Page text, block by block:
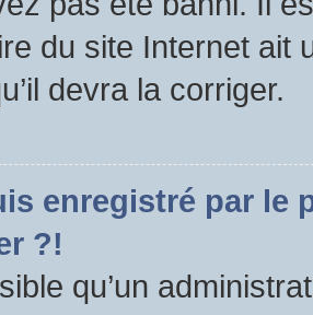
du site Internet ait
devra la corriger.
enregistré par le
?!
qu’un